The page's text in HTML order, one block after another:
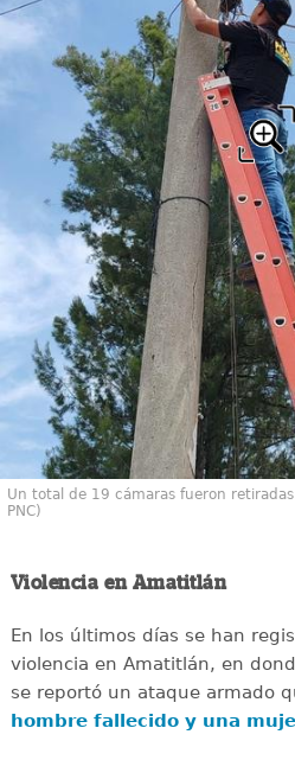
Un total de 19 cámaras fueron
PNC)
Violencia en Amatitlán
En los últimos días se han
violencia en Amatitlán, en
se reportó un ataque armado
hombre fallecido y una